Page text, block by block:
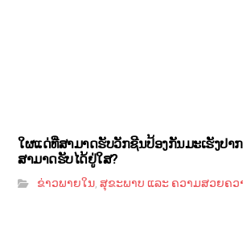
ໃຜແດ່ທີ່ສາມາດຮັບວັກຊີນປ້ອງກັນມະເຮັງປາ
ສາມາດຮັບໄດ້ຢູ່ໃສ?
ຂ່າວພາຍໃນ ,ສຸຂະພາບ ແລະ ຄວາມສວຍຄວ